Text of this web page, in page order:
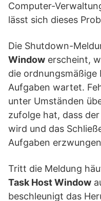
Computer-
lässt sich dieses
Die Shutdown-
Window erscheint,
die
Aufgaben wartet.
unter Umständen
zufolge hat, dass
wird und das
Aufgaben
Tritt die Meldung
Task Host Window
beschleunigt das